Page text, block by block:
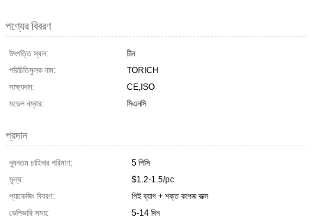
পণ্যের বিবরণ
উৎপত্তি স্থল:
চীন
পরিচিতিমুলক নাম:
TORICH
সাক্ষ্যদান:
CE,ISO
মডেল নম্বার:
সিএনসি
প্রদান
ন্যূনতম চাহিদার পরিমাণ:
5 পিসি
মূল্য:
$1.2-1.5/pc
প্যাকেজিং বিবরণ:
পিই ব্যাগ + শক্ত কাগজ বাক্স
ডেলিভারি সময়:
5-14 দিন